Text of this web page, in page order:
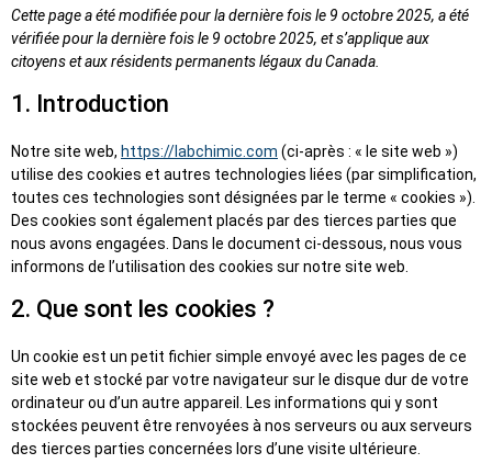
Cette page a été modifiée pour la dernière fois le 9 octobre 2025, a été
vérifiée pour la dernière fois le 9 octobre 2025, et s’applique aux
citoyens et aux résidents permanents légaux du Canada.
1. Introduction
Notre site web, https://labchimic.com (ci-après : « le site web »)
utilise des cookies et autres technologies liées (par simplification,
toutes ces technologies sont désignées par le terme « cookies »).
Des cookies sont également placés par des tierces parties que
nous avons engagées. Dans le document ci-dessous, nous vous
informons de l’utilisation des cookies sur notre site web.
2. Que sont les cookies ?
Un cookie est un petit fichier simple envoyé avec les pages de ce
site web et stocké par votre navigateur sur le disque dur de votre
ordinateur ou d’un autre appareil. Les informations qui y sont
stockées peuvent être renvoyées à nos serveurs ou aux serveurs
des tierces parties concernées lors d’une visite ultérieure.